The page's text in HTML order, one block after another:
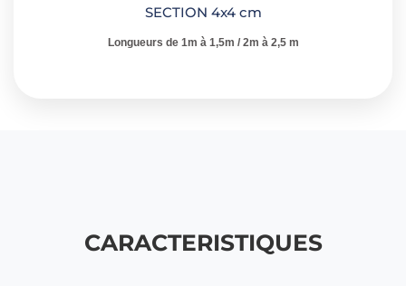
SECTION 4x4 cm
Longueurs de 1m à 1,5m / 2m à 2,5 m
CARACTERISTIQUES